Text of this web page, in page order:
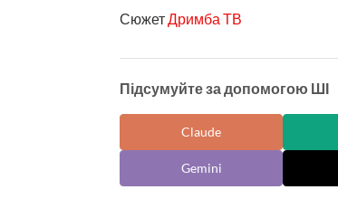
Сюжет Дримба ТВ
Підсумуйте за допомогою ШІ
Claude
Gemini